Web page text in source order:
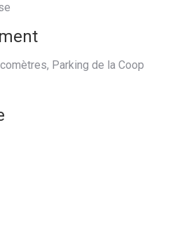
Parking de la Coop